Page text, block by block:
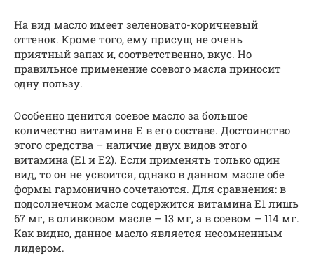
На вид масло имеет зеленовато-коричневый
оттенок. Кроме того, ему присущ не очень
приятный запах и, соответственно, вкус. Но
правильное применение соевого масла приносит
одну пользу.
Особенно ценится соевое масло за большое
количество витамина Е в его составе. Достоинство
этого средства – наличие двух видов этого
витамина (Е1 и Е2). Если применять только один
вид, то он не усвоится, однако в данном масле обе
формы гармонично сочетаются. Для сравнения: в
подсолнечном масле содержится витамина Е1 лишь
67 мг, в оливковом масле – 13 мг, а в соевом – 114 мг.
Как видно, данное масло является несомненным
лидером.